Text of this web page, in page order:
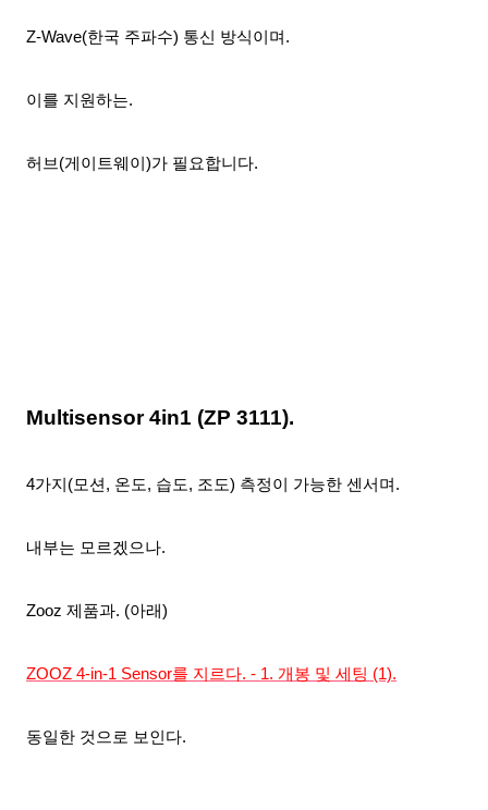
Z-Wave(한국 주파수) 통신 방식이며.
이를 지원하는.
허브(게이트웨이)가 필요합니다.
Multisensor 4in1 (ZP 3111).
4가지(모션, 온도, 습도, 조도) 측정이 가능한 센서며.
내부는 모르겠으나.
Zooz 제품과. (아래)
ZOOZ 4-in-1 Sensor를 지르다. - 1. 개봉 및 세팅 (1).
동일한 것으로 보인다.